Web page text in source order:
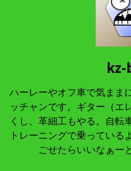
kz-
ハーレーやオフ車で気まま
ッチャンです。ギター（エ
くし、革細工もやる。自転
トレーニングで乗っている
ごせたらいいなぁー